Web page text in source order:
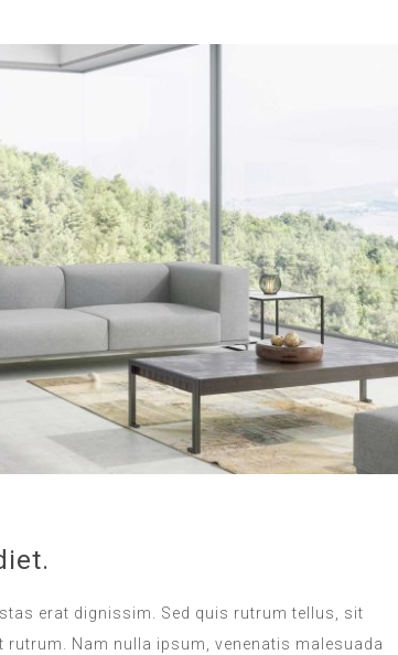
erat dignissim. Sed quis rutrum tellus, sit
Nam nulla ipsum, venenatis malesuada